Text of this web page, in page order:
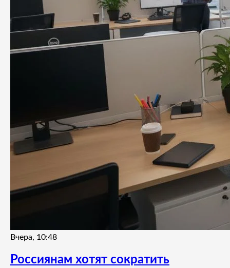
Вчера, 10:48
Россиянам хотят сократить